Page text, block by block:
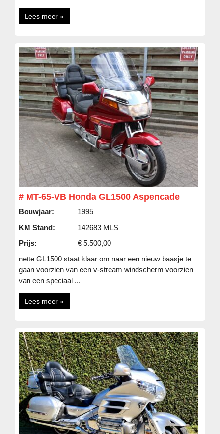
Lees meer »
# MT-65-VB Honda GL1500 Aspencade
Bouwjaar:
1995
KM Stand:
142683 MLS
Prijs:
€ 5.500,00
nette GL1500 staat klaar om naar een nieuw baasje te
gaan voorzien van een v-stream windscherm voorzien
van een speciaal ...
Lees meer »